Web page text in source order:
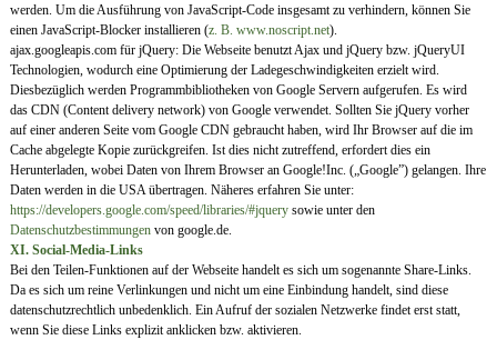
werden. Um die Ausführung von JavaScript-Code insgesamt zu verhindern, können Sie
einen JavaScript-Blocker installieren (z. B. www.noscript.net).
ajax.googleapis.com für jQuery: Die Webseite benutzt Ajax und jQuery bzw. jQueryUI
Technologien, wodurch eine Optimierung der Ladegeschwindigkeiten erzielt wird.
Diesbezüglich werden Programmbibliotheken von Google Servern aufgerufen. Es wird
das CDN (Content delivery network) von Google verwendet. Sollten Sie jQuery vorher
auf einer anderen Seite vom Google CDN gebraucht haben, wird Ihr Browser auf die im
Cache abgelegte Kopie zurückgreifen. Ist dies nicht zutreffend, erfordert dies ein
Herunterladen, wobei Daten von Ihrem Browser an Google!Inc. („Google”) gelangen. Ihre
Daten werden in die USA übertragen. Näheres erfahren Sie unter:
https://developers.google.com/speed/libraries/#jquery sowie unter den
Datenschutzbestimmungenvon google.de.
XI. Social-Media-Links
Bei den Teilen-Funktionen auf der Webseite handelt es sich um sogenannte Share-Links.
Da es sich um reine Verlinkungen und nicht um eine Einbindung handelt, sind diese
datenschutzrechtlich unbedenklich. Ein Aufruf der sozialen Netzwerke findet erst statt,
wenn Sie diese Links explizit anklicken bzw. aktivieren.